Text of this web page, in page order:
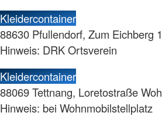
Kleidercontainer
88630 Pfullendorf, Zum Eichberg
Hinweis: DRK Ortsverein
Kleidercontainer
88069 Tettnang, Loretostraße
Hinweis: bei Wohnmobilstellplatz